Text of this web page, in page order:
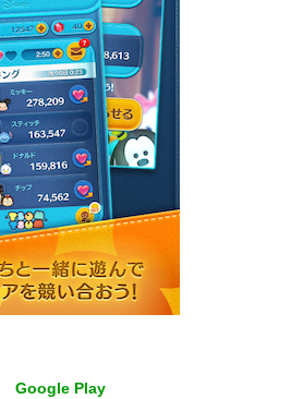
Google Play